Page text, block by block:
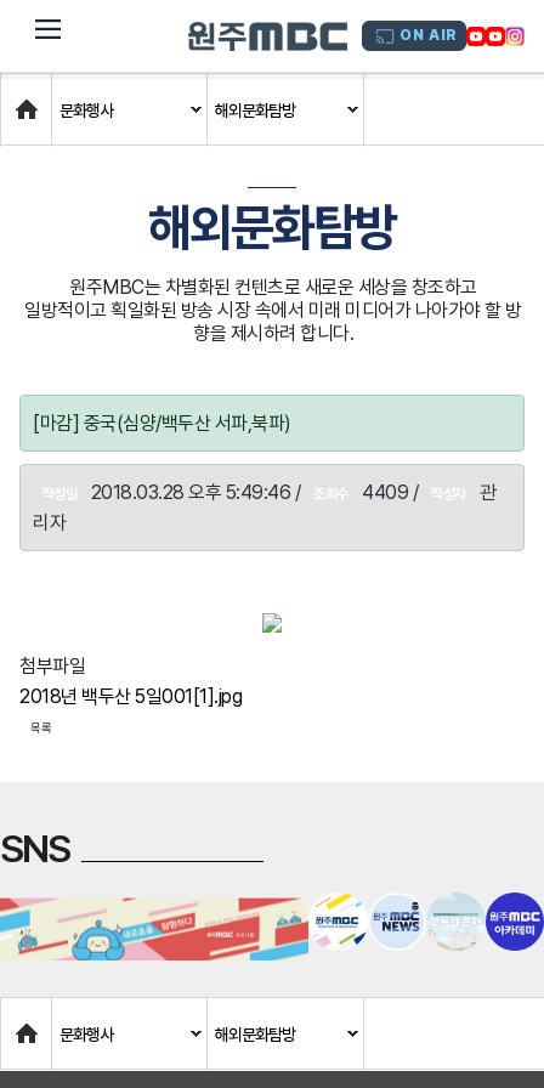
dehaze ON AIR
Home
문화행사 해외문화탐방
해외문화탐방
원주MBC는 차별화된 컨텐츠로 새로운 세상을 창조하고
일방적이고 획일화된 방송 시장 속에서 미래 미디어가 나아가야 할 방
향을 제시하려 합니다.
[마감] 중국(심양/백두산 서파,북파)
작성일 2018.03.28 오후 5:49:46 / 조회수 4409 / 작성자
관
리자
첨부파일
2018년 백두산 5일001[1].jpg
목록
SNS
Home
문화행사 해외문화탐방